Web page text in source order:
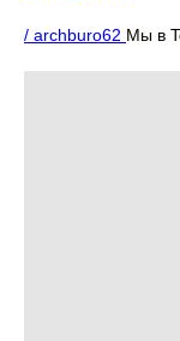
/ archburo62 Мы в